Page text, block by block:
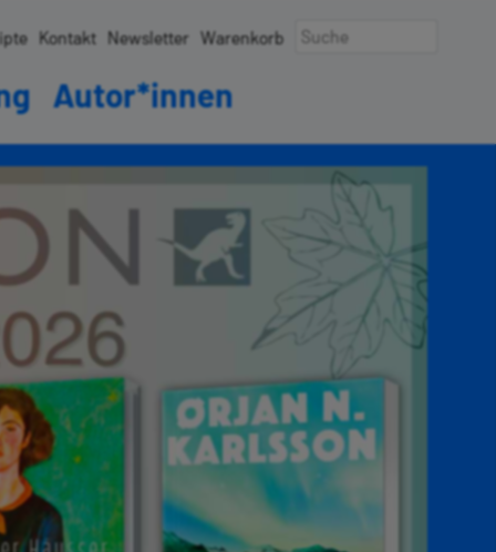
Kontakt Newsletter Warenkorb
Autor*innen